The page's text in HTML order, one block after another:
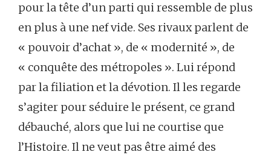
pour la tête d’un parti qui ressemble de plus
en plus à une nef vide. Ses rivaux parlent de
« pouvoir d’achat », de « modernité », de
« conquête des métropoles ». Lui répond
par la filiation et la dévotion. Il les regarde
s’agiter pour séduire le présent, ce grand
débauché, alors que lui ne courtise que
l’Histoire. Il ne veut pas être aimé des